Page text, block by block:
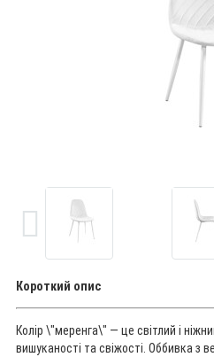
Короткий опис
Колір \"меренга\" — це світлий і
вишуканості та свіжості. Оббивка з